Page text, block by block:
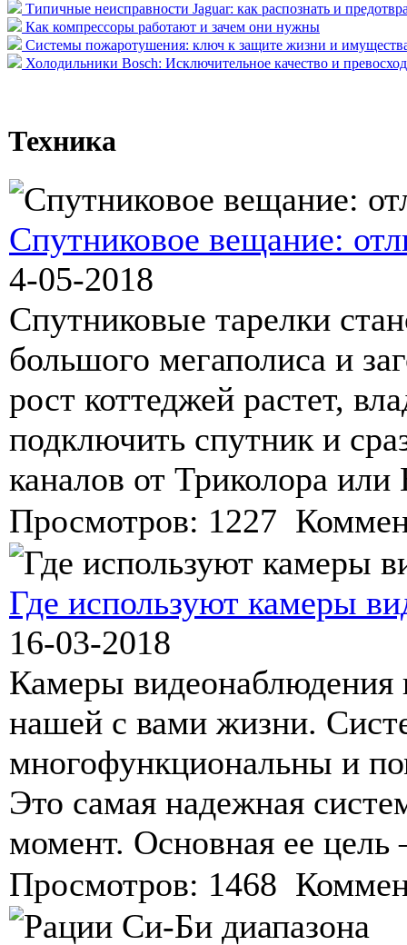
Типичные неисправности Jaguar: как распознать и
Как компрессоры работают и зачем они нужны
Системы пожаротушения: ключ к защите жизни и
Холодильники Bosch: Исключительное качество и
Техника
Спутниковое вещание:
4-05-2018
Спутниковые тарелки
большого мегаполиса и
рост коттеджей растет,
подключить спутник и
каналов от Триколора
Просмотров: 1227
Где используют камеры
16-03-2018
Камеры видеонаблюдения
нашей с вами жизни.
многофункциональны и
Это самая надежная
момент. Основная ее цель
Просмотров: 1468